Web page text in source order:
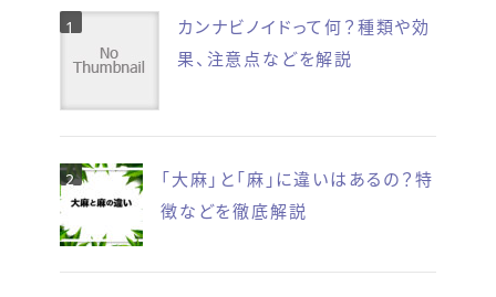
カンナビノイドって何？種類や効
果、注意点などを解説
「大麻」と「麻」に違いはあるの？特
徴などを徹底解説